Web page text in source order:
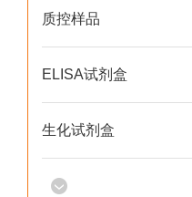
质控样品
ELISA试剂盒
生化试剂盒